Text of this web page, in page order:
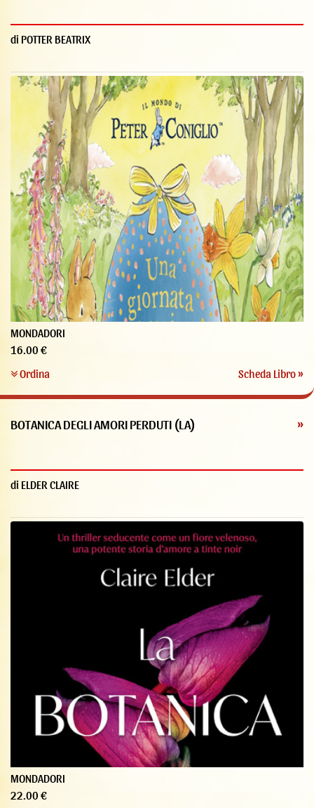
di POTTER BEATRIX
MONDADORI
16.00 €
Ordina
Scheda Libro »
BOTANICA DEGLI AMORI PERDUTI (LA) »
di ELDER CLAIRE
MONDADORI
22.00 €